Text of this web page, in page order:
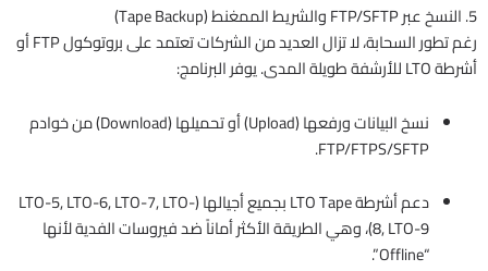
5. النسخ عبر FTP/SFTP والشريط الممغنط (Tape Backup)
رغم تطور السحابة، لا تزال العديد من الشركات تعتمد على بروتوكول FTP أو
أشرطة LTO للأرشفة طويلة المدى. يوفر البرنامج:
نسخ البيانات ورفعها (Upload) أو تحميلها (Download) من خوادم
FTP/FTPS/SFTP.
دعم أشرطة LTO Tape بجميع أجيالها (LTO-5, LTO-6, LTO-7, LTO-
8, LTO-9)، وهي الطريقة الأكثر أماناً ضد فيروسات الفدية لأنها
“Offline”.